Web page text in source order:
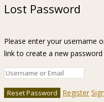
Lost Password
Please enter your username
link to create a new password
Register